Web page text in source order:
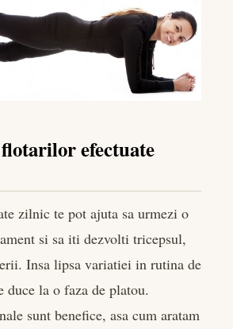
efectuate
zilnic te pot ajuta sa urmezi o
si sa iti dezvolti tricepsul,
Insa lipsa variatiei in rutina de
duce la o faza de platou.
sunt benefice, asa cum aratam